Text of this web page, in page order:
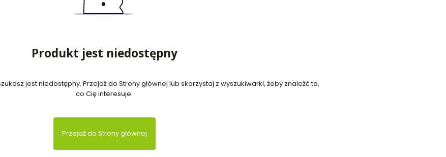
Produkt jest niedostępny
jest niedostępny. Przejdź do Strony głównej lub skorzystaj z wyszukiwarki, żeby znaleźć to,
co Cię interesuje.
Przejdź do Strony głównej